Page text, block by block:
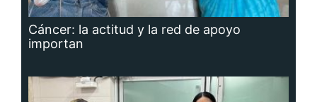
Cáncer: la actitud y la red de apoyo
importan